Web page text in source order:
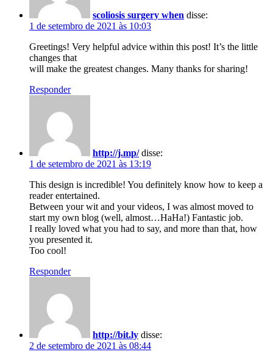
scoliosis surgery when disse:
1 de setembro de 2021 às 10:03
Greetings! Very helpful advice within this post! It’s the little
changes that
will make the greatest changes. Many thanks for sharing!
Responder
http://j.mp/ disse:
1 de setembro de 2021 às 13:19
This design is incredible! You definitely know how to keep a
reader entertained.
Between your wit and your videos, I was almost moved to
start my own blog (well, almost…HaHa!) Fantastic job.
I really loved what you had to say, and more than that, how
you presented it.
Too cool!
Responder
http://bit.ly disse:
2 de setembro de 2021 às 08:44